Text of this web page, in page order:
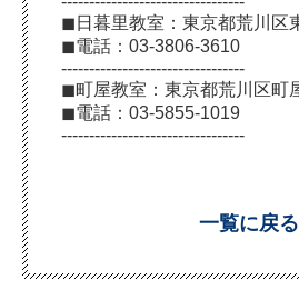
◼︎日暮里教室：東京都荒川区
◼︎電話：03-3806-3610
---------------------------------
◼︎町屋教室：東京都荒川区町
◼︎電話：03-5855-1019
---------------------------------
一覧に戻る